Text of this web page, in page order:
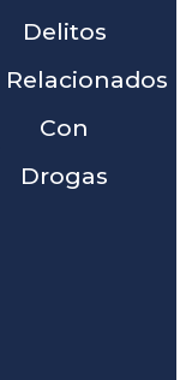
Delitos
Relacionados
Con
Drogas